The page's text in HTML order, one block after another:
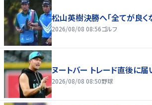
松山英樹決勝へ「全てが良く
2026/08/08 08:56ゴルフ
ヌートバー トレード直後に届
2026/08/08 08:50野球